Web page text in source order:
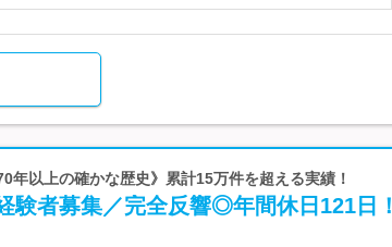
年以上の確かな歴史》累計15万件を超える実績！
験者募集／完全反響◎年間休日121日！